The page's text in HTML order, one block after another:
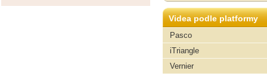
Videa podle platformy
Pasco
iTriangle
Vernier